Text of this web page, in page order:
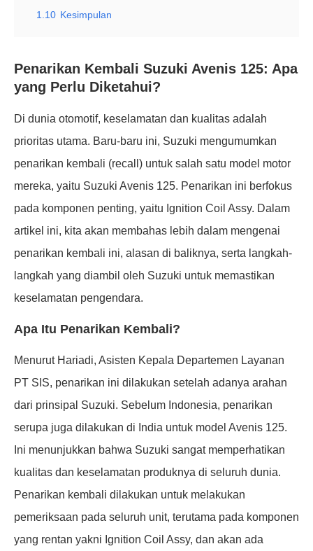
1.10 Kesimpulan
Penarikan Kembali Suzuki Avenis 125: Apa
yang Perlu Diketahui?
Di dunia otomotif, keselamatan dan kualitas adalah
prioritas utama. Baru-baru ini, Suzuki mengumumkan
penarikan kembali (recall) untuk salah satu model motor
mereka, yaitu Suzuki Avenis 125. Penarikan ini berfokus
pada komponen penting, yaitu Ignition Coil Assy. Dalam
artikel ini, kita akan membahas lebih dalam mengenai
penarikan kembali ini, alasan di baliknya, serta langkah-
langkah yang diambil oleh Suzuki untuk memastikan
keselamatan pengendara.
Apa Itu Penarikan Kembali?
Menurut Hariadi, Asisten Kepala Departemen Layanan
PT SIS, penarikan ini dilakukan setelah adanya arahan
dari prinsipal Suzuki. Sebelum Indonesia, penarikan
serupa juga dilakukan di India untuk model Avenis 125.
Ini menunjukkan bahwa Suzuki sangat memperhatikan
kualitas dan keselamatan produknya di seluruh dunia.
Penarikan kembali dilakukan untuk melakukan
pemeriksaan pada seluruh unit, terutama pada komponen
yang rentan yakni Ignition Coil Assy, dan akan ada